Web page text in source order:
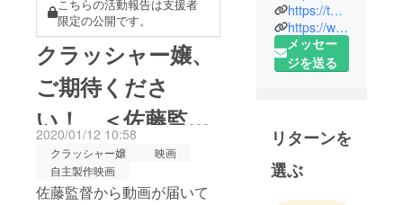
こちらの活動報告は支援者
限定の公開です。
クラッシャー嬢、
ご期待くださ
い！ ＜佐藤監督
からの動画メッ
セージ＞
2020/01/12 10:58
クラッシャー嬢
映画
自主製作映画
佐藤監督から動画が届いて
影や映画撮
影をサポー
トしていま
す。
https://twitter.com/kirisai
https://www.facebook.com/20seikitanuki/
メッセー
ジを送る
リターンを
選ぶ